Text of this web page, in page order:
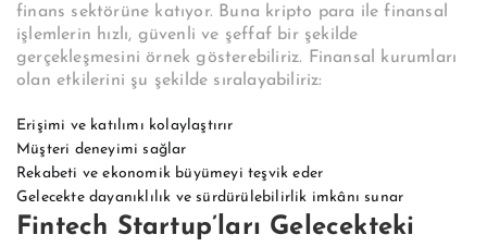
finans sektörüne katıyor. Buna kripto para ile finansal
işlemlerin hızlı, güvenli ve şeffaf bir şekilde
gerçekleşmesini örnek gösterebiliriz. Finansal kurumları
olan etkilerini şu şekilde sıralayabiliriz:
Erişimi ve katılımı kolaylaştırır
Müşteri deneyimi sağlar
Rekabeti ve ekonomik büyümeyi teşvik eder
Gelecekte dayanıklılık ve sürdürülebilirlik imkânı sunar
Fintech Startup’ları Gelecekteki